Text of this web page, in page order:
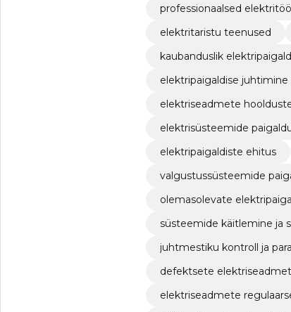
professionaalsed
elektritaristu teenused
kaubanduslik
elektripaigaldise juhtimine
elektriseadmete
elektrisüsteemide
elektripaigaldiste ehitus
valgustussüsteemide
olemasolevate
süsteemide käitlemine ja
juhtmestiku kontroll ja
defektsete
elektriseadmete